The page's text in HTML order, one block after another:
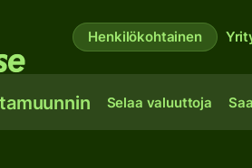
Henkilökohtainen
Selaa valuuttoja